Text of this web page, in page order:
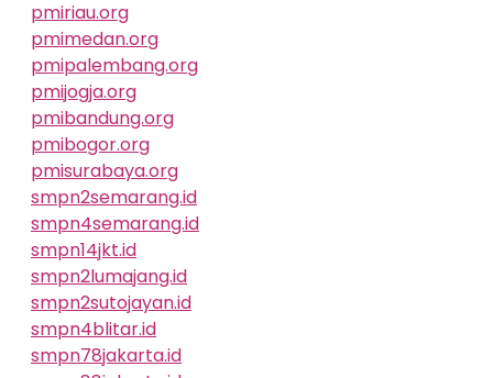
pmiriau.org
pmimedan.org
pmipalembang.org
pmijogja.org
pmibandung.org
pmibogor.org
pmisurabaya.org
smpn2semarang.id
smpn4semarang.id
smpn14jkt.id
smpn2lumajang.id
smpn2sutojayan.id
smpn4blitar.id
smpn78jakarta.id